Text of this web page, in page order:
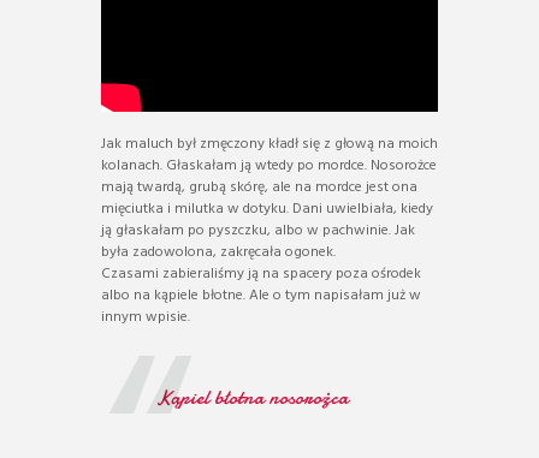
Jak maluch był zmęczony kładł się z głową na moich
kolanach. Głaskałam ją wtedy po mordce. Nosorożce
mają twardą, grubą skórę, ale na mordce jest ona
mięciutka i milutka w dotyku. Dani uwielbiała, kiedy
ją głaskałam po pyszczku, albo w pachwinie. Jak
była zadowolona, zakręcała ogonek.
Czasami zabieraliśmy ją na spacery poza ośrodek
albo na kąpiele błotne. Ale o tym napisałam już w
innym wpisie.
Kąpiel błotna nosorożca